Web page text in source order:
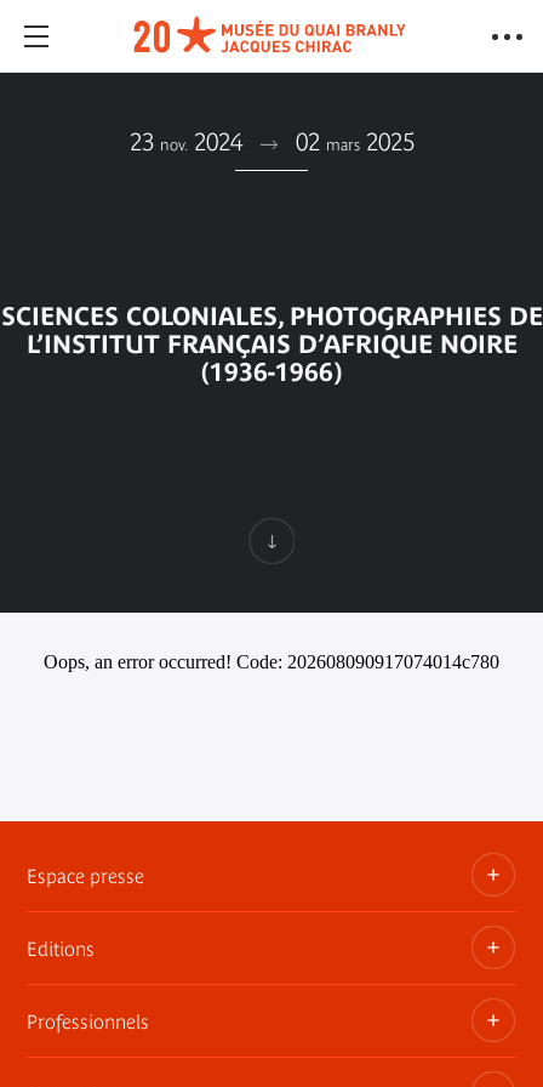
23 nov. 2024 02 mars 2025
SCIENCES COLONIALES, PHOTOGRAPHIES DE
L’INSTITUT FRANÇAIS D’AFRIQUE NOIRE
(1936-1966)
Oops, an error occurred! Code: 202608090917074014c780
Espace presse
Dossiers, communiqués, bandes annonces
Contact presse
Editions
Les publications du musée
Professionnels